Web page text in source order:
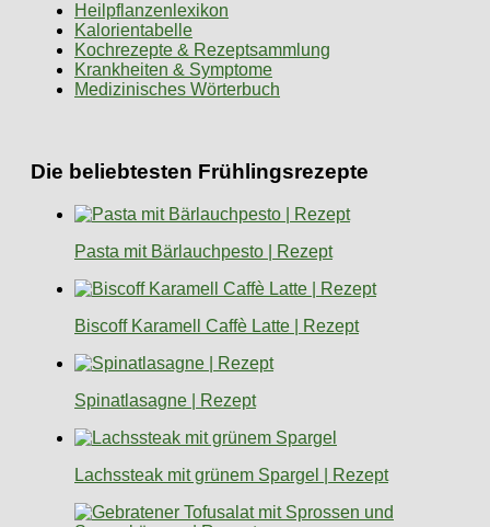
Heilpflanzenlexikon
Kalorientabelle
Kochrezepte & Rezeptsammlung
Krankheiten & Symptome
Medizinisches Wörterbuch
Die beliebtesten Frühlingsrezepte
Pasta mit Bärlauchpesto | Rezept
Biscoff Karamell Caffè Latte | Rezept
Spinatlasagne | Rezept
Lachssteak mit grünem Spargel | Rezept